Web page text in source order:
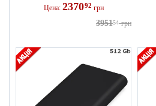
Цена: 237092 грн
395154 грн